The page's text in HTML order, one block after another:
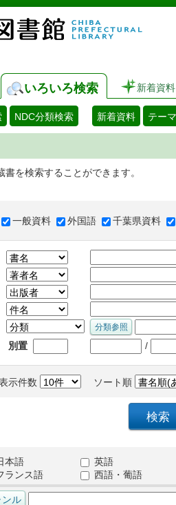
いろいろ検索 新着資料
NDC分類検索 新着資料 テー
を検索することができます。
一般資料 外国語 千葉県資料
別置 /
示件数 ソート順
本語
英語
ランス語
西語・葡語